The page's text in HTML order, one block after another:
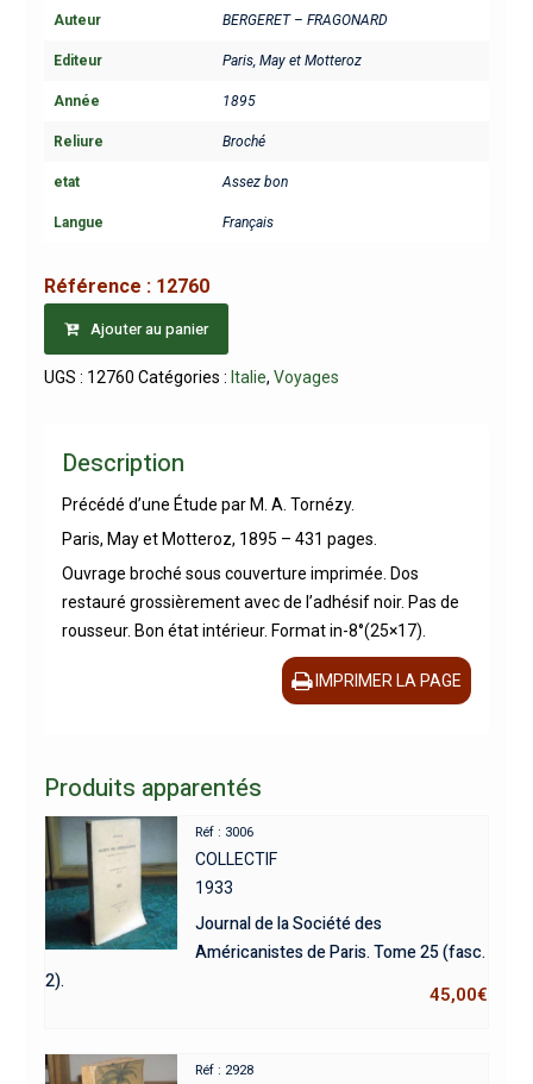
Auteur BERGERET – FRAGONARD
Editeur Paris, May et Motteroz
Année 1895
Reliure Broché
etat Assez bon
Langue Français
Référence : 12760
Ajouter au panier
UGS : 12760 Catégories : Italie, Voyages
Description
Précédé d’une Étude par M. A. Tornézy.
Paris, May et Motteroz, 1895 – 431 pages.
Ouvrage broché sous couverture imprimée. Dos
restauré grossièrement avec de l’adhésif noir. Pas de
rousseur. Bon état intérieur. Format in-8°(25×17).
IMPRIMER LA PAGE
Produits apparentés
Réf : 3006
COLLECTIF
1933
Journal de la Société des
Américanistes de Paris. Tome 25 (fasc.
2).
45,00€
Réf : 2928